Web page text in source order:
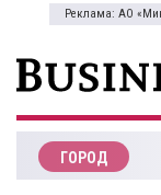
Реклама: АО
ГОРОД